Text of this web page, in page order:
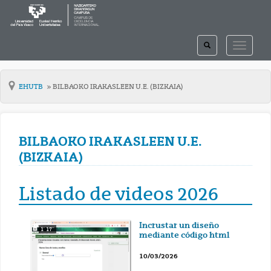
TOGGLE
TOGGLE
SEARCH
EHUTB BILBAOKO IRAKASLEEN U.E. (BIZKAIA)
BILBAOKO IRAKASLEEN U.E.
(BIZKAIA)
Listado de videos 2026
1' 17''
Incrustar un diseño
mediante código html
10/03/2026